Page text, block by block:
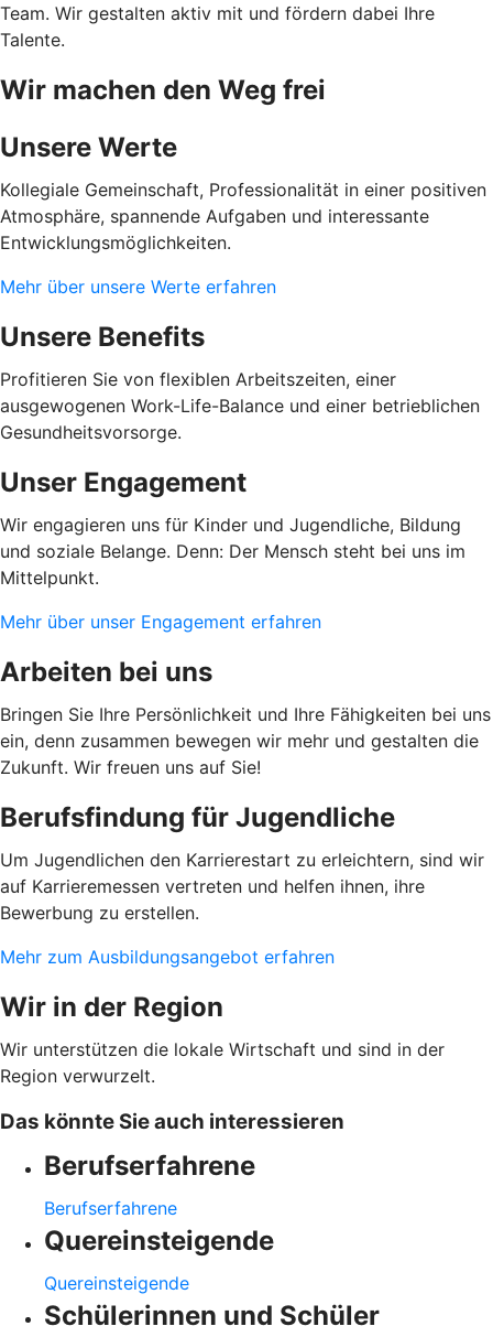
Team. Wir gestalten aktiv mit und fördern dabei Ihre
Talente.
Wir machen den Weg frei
Unsere Werte
Kollegiale Gemeinschaft, Professionalität in einer positiven
Atmosphäre, spannende Aufgaben und interessante
Entwicklungsmöglichkeiten.
Mehr über unsere Werte erfahren
Unsere Benefits
Profitieren Sie von flexiblen Arbeitszeiten, einer
ausgewogenen Work-Life-Balance und einer betrieblichen
Gesundheitsvorsorge.
Unser Engagement
Wir engagieren uns für Kinder und Jugendliche, Bildung
und soziale Belange. Denn: Der Mensch steht bei uns im
Mittelpunkt.
Mehr über unser Engagement erfahren
Arbeiten bei uns
Bringen Sie Ihre Persönlichkeit und Ihre Fähigkeiten bei uns
ein, denn zusammen bewegen wir mehr und gestalten die
Zukunft. Wir freuen uns auf Sie!
Berufsfindung für Jugendliche
Um Jugendlichen den Karrierestart zu erleichtern, sind wir
auf Karrieremessen vertreten und helfen ihnen, ihre
Bewerbung zu erstellen.
Mehr zum Ausbildungsangebot erfahren
Wir in der Region
Wir unterstützen die lokale Wirtschaft und sind in der
Region verwurzelt.
Das könnte Sie auch interessieren
Berufserfahrene
Berufserfahrene
Quereinsteigende
Quereinsteigende
Schülerinnen und Schüler